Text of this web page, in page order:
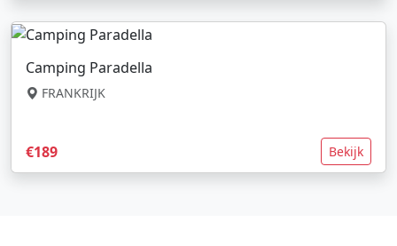
Camping Paradella
FRANKRIJK
€189 Bekijk